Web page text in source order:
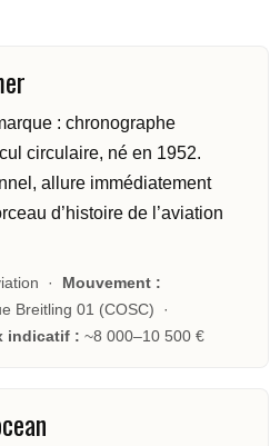
: chronographe
circulaire, né en 1952.
allure immédiatement
d’histoire de l’aviation
· Mouvement :
Breitling 01 (COSC) ·
indicatif : ~8 000–10 500 €